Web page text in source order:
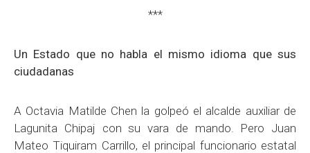
***
Un Estado que no habla el mismo idioma que sus
ciudadanas
A Octavia Matilde Chen la golpeó el alcalde auxiliar de
Lagunita Chipaj con su vara de mando. Pero Juan
Mateo Tiquiram Carrillo, el principal funcionario estatal